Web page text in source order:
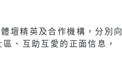
壇精英及合作機構，分別向
、互助互愛的正面信息，